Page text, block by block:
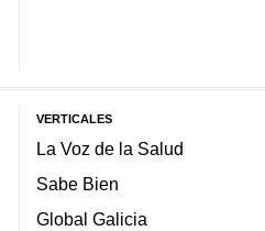
VERTICALES
La Voz de la Salud
Sabe Bien
Global Galicia